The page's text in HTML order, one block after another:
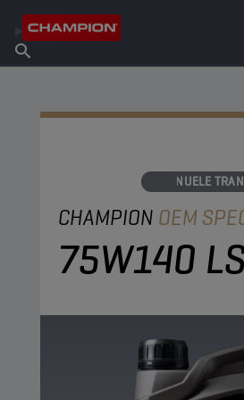
Over Champion
Vind een verkooppunt
MANUELE
CHAMPION OEM
75W140